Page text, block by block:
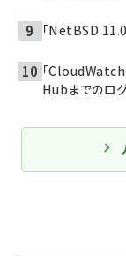
「NetBSD
「
Hubまでのロ